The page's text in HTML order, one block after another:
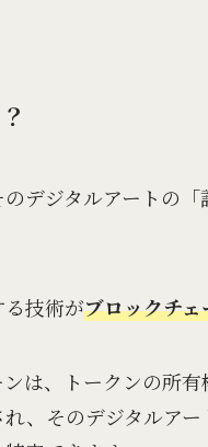
デジタルアートの「
る技術がブロックチェ
は、トークンの所
、そのデジタルアー